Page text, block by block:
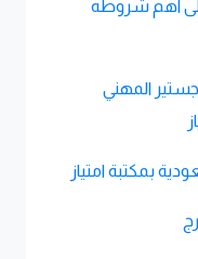
اهم شروطه
المهني
بمكتبة امتياز